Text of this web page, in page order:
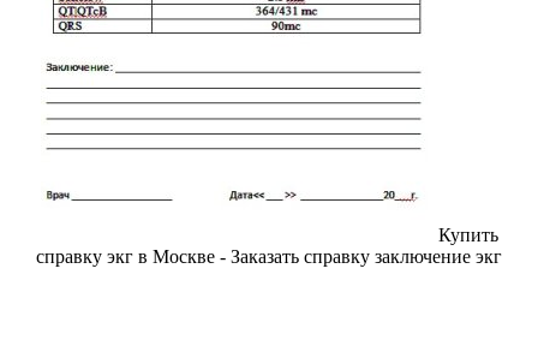
Купить
справку экг в Москве - Заказать справку заключение экг